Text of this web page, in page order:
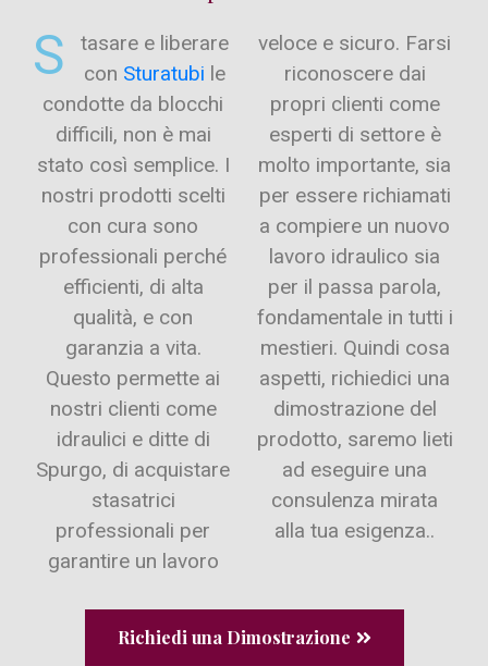
S
tasare e liberare
con Sturatubi le
condotte da blocchi
difficili, non è mai
stato così semplice. I
nostri prodotti scelti
con cura sono
professionali perché
efficienti, di alta
qualità, e con
garanzia a vita.
Questo permette ai
nostri clienti come
idraulici e ditte di
Spurgo, di acquistare
stasatrici
professionali per
garantire un lavoro
veloce e sicuro. Farsi
riconoscere dai
propri clienti come
esperti di settore è
molto importante, sia
per essere richiamati
a compiere un nuovo
lavoro idraulico sia
per il passa parola,
fondamentale in tutti i
mestieri. Quindi cosa
aspetti, richiedici una
dimostrazione del
prodotto, saremo lieti
ad eseguire una
consulenza mirata
alla tua esigenza..
Richiedi una Dimostrazione